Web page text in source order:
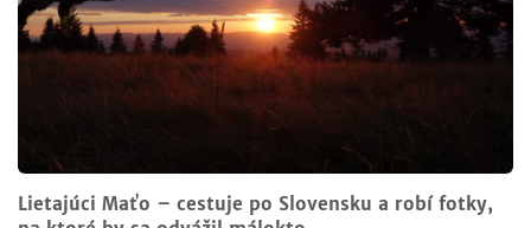
Lietajúci Maťo – cestuje po Slovensku a robí fotky,